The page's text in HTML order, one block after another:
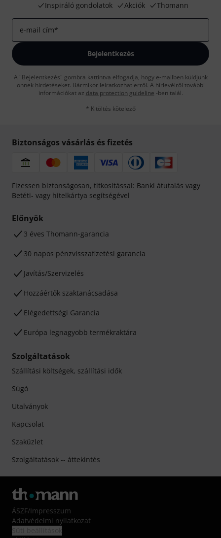
Inspiráló gondolatok
Akciók Thomann
e-mail cím*
Bejelentkezés
A "Bejelentkezés" gombra kattintva elfogadja, hogy e-mailben küldjünk
önnek hirdetéseket. Bármikor leiratkozhat erről. A hírlevélről további
információkat az data protection guideline -ben talál.
* Kitöltés kötelező
Biztonságos vásárlás és fizetés
Fizessen biztonságosan, titkosítással: Banki átutalás vagy
Betéti- vagy hitelkártya segítségével
Előnyök
3 éves Thomann-garancia
30 napos pénzvisszafizetési garancia
Javítás/Szervizelés
Hozzáértők szaktanácsadása
Elégedettségi Garancia
Európa legnagyobb termékraktára
Szolgáltatások
Szállítási költségek, szállítási idők
Súgó
Utalványok
Kapcsolat
Szaküzlet
Szolgáltatások -- áttekintés
ÁSZF/Impresszum
Adatvédelmi nyilatkozat